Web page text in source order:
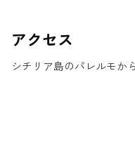
アクセス
シチリア島のパレルモか